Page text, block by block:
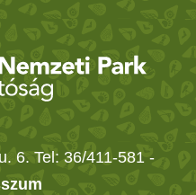
6. Tel: 36/411-581 -